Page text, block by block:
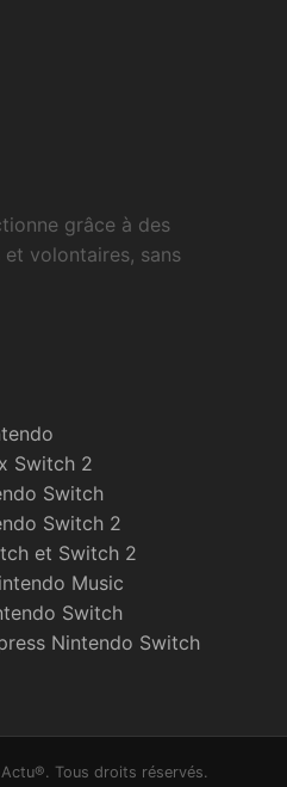
grâce à des
volontaires, sans
Switch 2
Switch
Switch 2
et Switch 2
Music
Switch
Nintendo Switch
Tous droits réservés.